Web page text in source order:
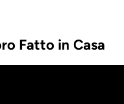
Fatto in Casa